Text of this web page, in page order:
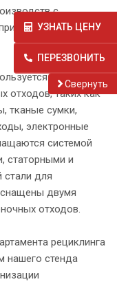
с
мощности всего
для
отходов, таких как
тканые сумки,
электронные
системой
статорными и
для
двумя
отходов.
рециклинга
нашего стенда
УЗНАТЬ ЦЕНУ
ПЕРЕЗВОНИТЬ
Cвернуть